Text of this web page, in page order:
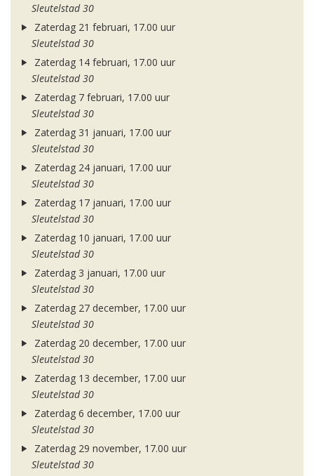
Sleutelstad 30
Zaterdag 21 februari, 17.00 uur
Sleutelstad 30
Zaterdag 14 februari, 17.00 uur
Sleutelstad 30
Zaterdag 7 februari, 17.00 uur
Sleutelstad 30
Zaterdag 31 januari, 17.00 uur
Sleutelstad 30
Zaterdag 24 januari, 17.00 uur
Sleutelstad 30
Zaterdag 17 januari, 17.00 uur
Sleutelstad 30
Zaterdag 10 januari, 17.00 uur
Sleutelstad 30
Zaterdag 3 januari, 17.00 uur
Sleutelstad 30
Zaterdag 27 december, 17.00 uur
Sleutelstad 30
Zaterdag 20 december, 17.00 uur
Sleutelstad 30
Zaterdag 13 december, 17.00 uur
Sleutelstad 30
Zaterdag 6 december, 17.00 uur
Sleutelstad 30
Zaterdag 29 november, 17.00 uur
Sleutelstad 30